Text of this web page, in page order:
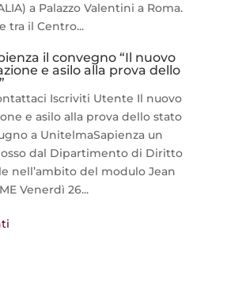
a Palazzo Valentini a Roma.
tra il Centro...
il convegno “Il nuovo
e asilo alla prova dello
Iscriviti Utente Il nuovo
e asilo alla prova dello stato
a UnitelmaSapienza un
dal Dipartimento di Diritto
nell’ambito del modulo Jean
Venerdì 26...